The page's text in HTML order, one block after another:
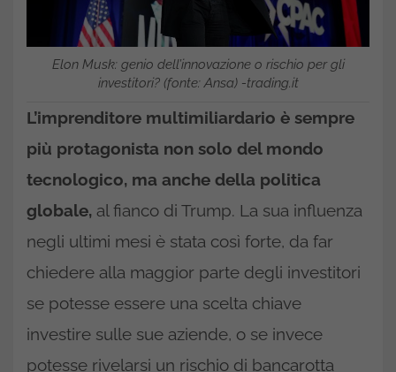
Elon Musk: genio dell’innovazione o rischio per gli
investitori? (fonte: Ansa) -trading.it
L’imprenditore multimiliardario è sempre
più protagonista non solo del mondo
tecnologico, ma anche della politica
globale, al fianco di Trump. La sua influenza
negli ultimi mesi è stata così forte, da far
chiedere alla maggior parte degli investitori
se potesse essere una scelta chiave
investire sulle sue aziende, o se invece
potesse rivelarsi un rischio di bancarotta